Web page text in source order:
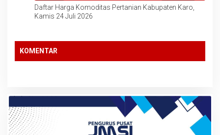
Daftar Harga Komoditas Pertanian Kabupaten Karo,
Kamis 24 Juli 2026
KOMENTAR